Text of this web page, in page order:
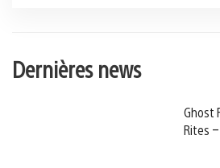
Dernières news
Ghost
Rites